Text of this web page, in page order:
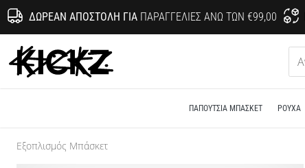
ΔΩΡΕΆΝ ΑΠΟΣΤΟΛΉ ΓΙΑΠΑΡΑΓΓΕΛΊΕΣ ΆΝΩ ΤΩΝ €99,00
KICKZ.gr
ΠΑΠΟΎΤΣΙΑ ΜΠΆΣΚΕΤ ΡΟΎΧΑ
Εξοπλισμός Μπάσκετ